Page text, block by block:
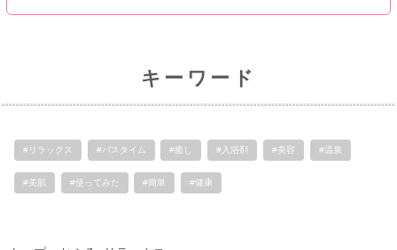
キーワード
#リラックス #バスタイム #癒し #入浴剤 #美容 #温泉
#美肌 #使ってみた #簡単 #健康